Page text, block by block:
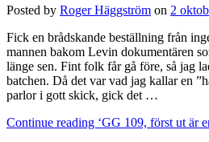
Posted by Roger Häggström on 2
Fick en brådskande beställning från
mannen bakom Levin dokumentären
länge sen. Fint folk får gå före, så jag
batchen. Då det var vad jag kallar en
parlor i gott skick, gick det …
Continue reading ‘GG 109, först ut är